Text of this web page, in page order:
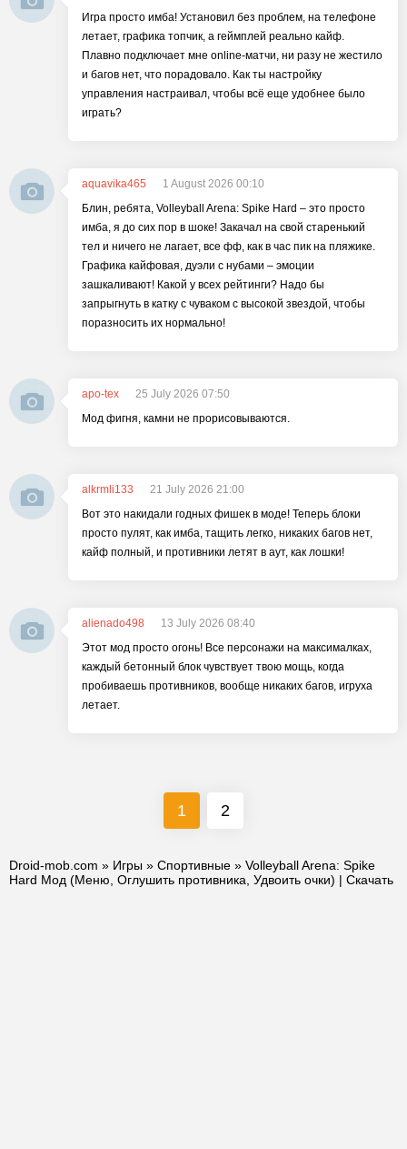
Игра просто имба! Установил без проблем, на телефоне
летает, графика топчик, а геймплей реально кайф.
Плавно подключает мне online-матчи, ни разу не жестило
и багов нет, что порадовало. Как ты настройку
управления настраивал, чтобы всё еще удобнее было
играть?
aquavika465
1 August 2026 00:10
Блин, ребята, Volleyball Arena: Spike Hard – это просто
имба, я до сих пор в шоке! Закачал на свой старенький
тел и ничего не лагает, все фф, как в час пик на пляжике.
Графика кайфовая, дуэли с нубами – эмоции
зашкаливают! Какой у всех рейтинги? Надо бы
запрыгнуть в катку с чуваком с высокой звездой, чтобы
поразносить их нормально!
apo-tex
25 July 2026 07:50
Мод фигня, камни не прорисовываются.
alkrmli133
21 July 2026 21:00
Вот это накидали годных фишек в моде! Теперь блоки
просто пулят, как имба, тащить легко, никаких багов нет,
кайф полный, и противники летят в аут, как лошки!
alienado498
13 July 2026 08:40
Этот мод просто огонь! Все персонажи на максималках,
каждый бетонный блок чувствует твою мощь, когда
пробиваешь противников, вообще никаких багов, игруха
летает.
1 2
Droid-mob.com » Игры » Спортивные » Volleyball Arena: Spike
Hard Мод (Меню, Оглушить противника, Удвоить очки) | Скачать